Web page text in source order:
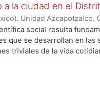
la ciudad en el
Unidad Azcapotzalco.
ZARAGOZA, MIGUEL
social resulta
que se desarrollan en las
triviales de la vida